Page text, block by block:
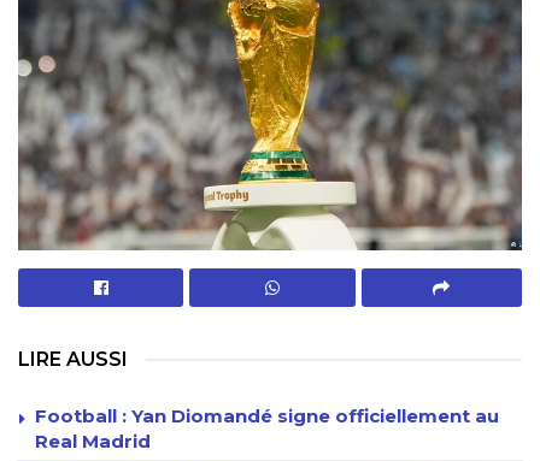
LIRE AUSSI
Football : Yan Diomandé signe officiellement au
Real Madrid